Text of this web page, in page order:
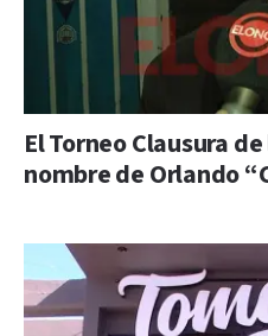
El Torneo Clausura
nombre de Orlando